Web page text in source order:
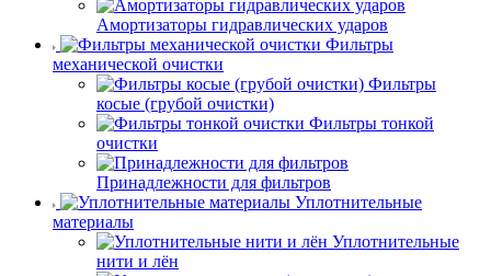
Амортизаторы гидравлических ударов
Фильтры
механической очистки
Фильтры
косые (грубой очистки)
Фильтры тонкой
очистки
Принадлежности для фильтров
Уплотнительные
материалы
Уплотнительные
нити и лён